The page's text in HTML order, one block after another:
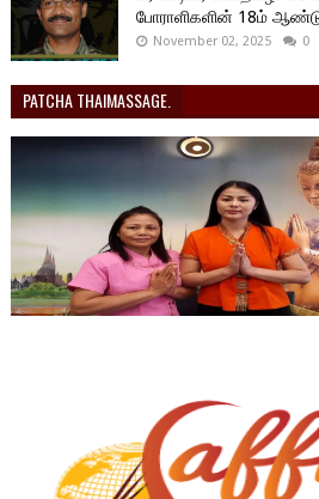
போராளிகளின் 18ம்
November 02, 2025 0
PATCHA THAIMASSAGE.